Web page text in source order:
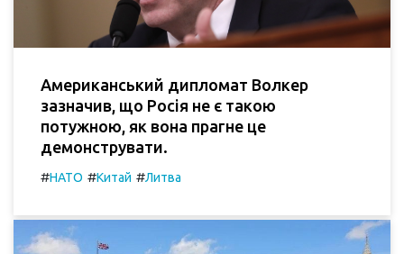
Американський дипломат Волкер
зазначив, що Росія не є такою
потужною, як вона прагне це
демонструвати.
#НАТО #Китай #Литва